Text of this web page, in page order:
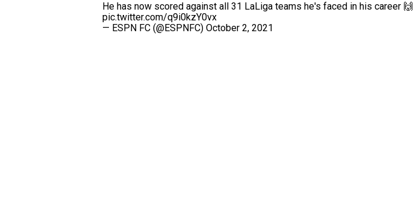
He has now scored against all 31 LaLiga teams he's faced in his career 🙌
pic.twitter.com/q9i0kzY0vx
— ESPN FC (@ESPNFC) October 2, 2021